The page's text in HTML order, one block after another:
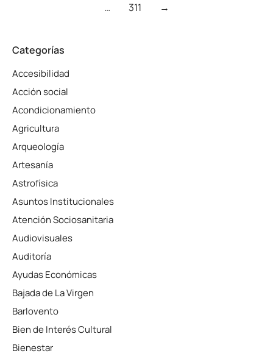
…
311 →
Categorías
Accesibilidad
Acción social
Acondicionamiento
Agricultura
Arqueología
Artesanía
Astrofísica
Asuntos Institucionales
Atención Sociosanitaria
Audiovisuales
Auditoría
Ayudas Económicas
Bajada de La Virgen
Barlovento
Bien de Interés Cultural
Bienestar